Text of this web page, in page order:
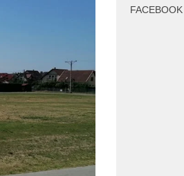
FACEBOOK